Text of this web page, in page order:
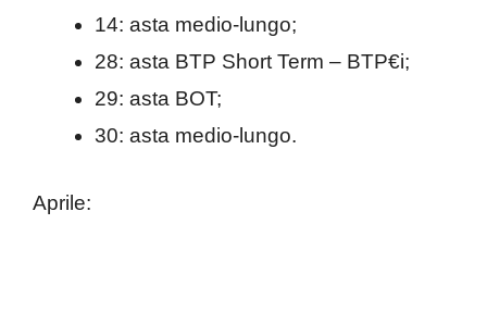
14: asta medio-lungo;
28: asta BTP Short Term – BTP€i;
29: asta BOT;
30: asta medio-lungo.
Aprile: